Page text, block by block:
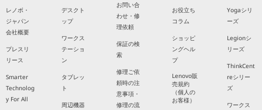
レノボ・
ジャパン
会社概要
プレスリ
リース
Smarter
Technolog
y For All
デスクト
ップ
ワークス
テーショ
ン
タブレッ
ト
周辺機器
お問い合
わせ・修
理依頼
保証の検
索
修理ご依
頼時の注
意事項・
修理の流
お役立ち
コラム
ショッピ
ングヘル
プ
Lenovo販
売規約
（個人の
お客様）
Yogaシリ
ーズ
Legionシ
リーズ
ThinkCent
reシリー
ズ
ワークス